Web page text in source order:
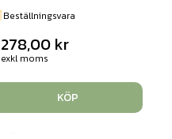
Beställningsvara
278,00 kr
exkl moms
KÖP